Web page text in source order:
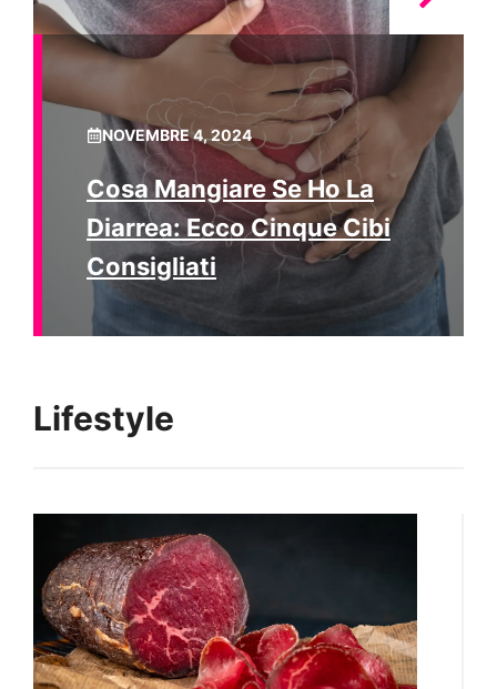
NOVEMBRE 4, 2024
Cosa Mangiare Se Ho La
Diarrea: Ecco Cinque Cibi
Consigliati
Lifestyle